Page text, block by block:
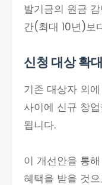
발기금의 원금
간(최대 10년)보
신청 대상 확대
기존 대상자 외
사이에 신규 창
됩니다.
이 개선안을 통
혜택을 받을 것